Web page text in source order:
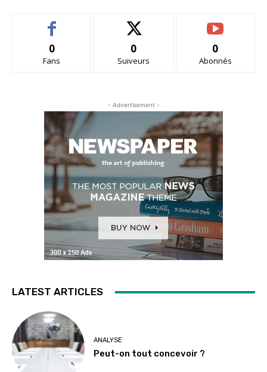
0
Fans
0
Suiveurs
0
Abonnés
- Advertisement -
LATEST ARTICLES
ANALYSE
Peut-on tout concevoir ?